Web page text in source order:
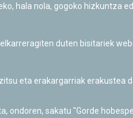
hala nola, gogoko hizkuntza
duten bisitariek
eta erakargarriak erakustea
ondoren, sakatu "Gorde